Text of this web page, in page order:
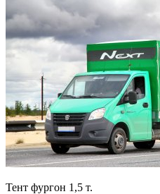
Тент фургон 1,5 т.